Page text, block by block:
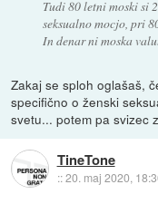
Tudi 80 letni moski si
seksualno mocjo, pri
In denar ni moska
Zakaj se sploh oglašaš,
specifično o ženski
svetu... potem pa svizec
TineTone
::20. maj 2020,